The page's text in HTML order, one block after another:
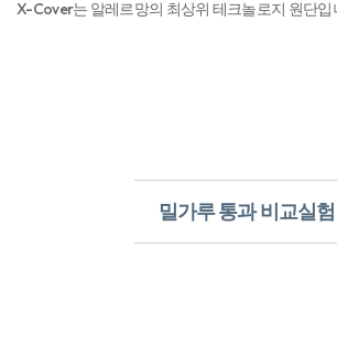
밀가루 통과 비교실험​